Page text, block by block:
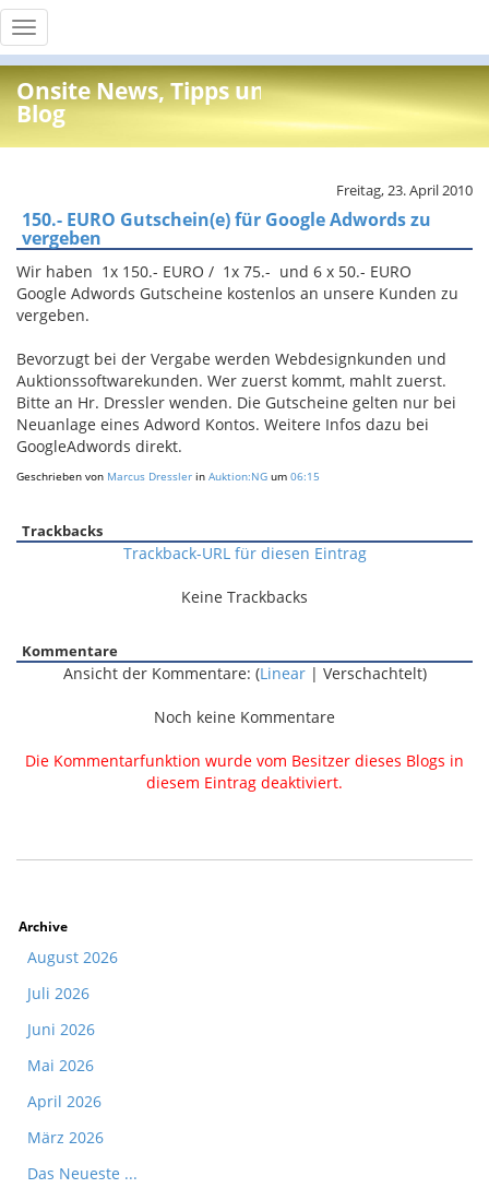
Toggle
navigation
Onsite News, Tipps und Info
Blog
Freitag, 23. April 2010
150.- EURO Gutschein(e) für Google Adwords zu
vergeben
Wir haben 1x 150.- EURO / 1x 75.- und 6 x 50.- EURO
Google Adwords Gutscheine kostenlos an unsere Kunden zu
vergeben.
Bevorzugt bei der Vergabe werden Webdesignkunden und
Auktionssoftwarekunden. Wer zuerst kommt, mahlt zuerst.
Bitte an Hr. Dressler wenden. Die Gutscheine gelten nur bei
Neuanlage eines Adword Kontos. Weitere Infos dazu bei
GoogleAdwords direkt.
Geschrieben von Marcus Dressler in Auktion:NG um 06:15
Trackbacks
Trackback-URL für diesen Eintrag
Keine Trackbacks
Kommentare
Ansicht der Kommentare: (Linear| Verschachtelt)
Noch keine Kommentare
Die Kommentarfunktion wurde vom Besitzer dieses Blogs in
diesem Eintrag deaktiviert.
Archive
August 2026
Juli 2026
Juni 2026
Mai 2026
April 2026
März 2026
Das Neueste ...